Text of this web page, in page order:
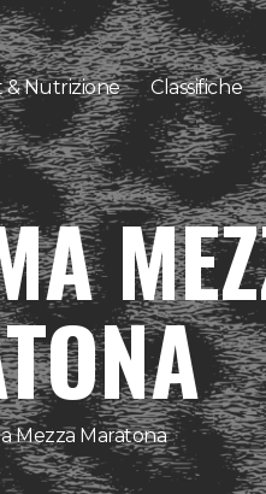
Nutrizione Classifiche
Mezza Maratona